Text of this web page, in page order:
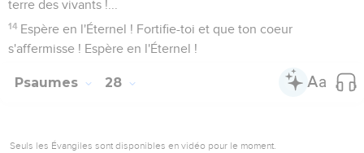
terre des vivants !...
14 Espère en l'Éternel ! Fortifie-toi et que ton coeur
s'affermisse ! Espère en l'Éternel !
Psaumes 28
Seuls les Évangiles sont disponibles en vidéo pour le moment.